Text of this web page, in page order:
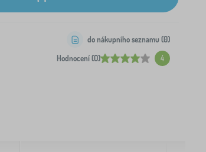
Hodnocení (0) 4
do nákupního seznamu (0)